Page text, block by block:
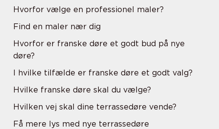
Hvorfor vælge en professionel maler?
Find en maler nær dig
Hvorfor er franske døre et godt bud på nye
døre?
I hvilke tilfælde er franske døre et godt valg?
Hvilke franske døre skal du vælge?
Hvilken vej skal dine terrassedøre vende?
Få mere lys med nye terrassedøre